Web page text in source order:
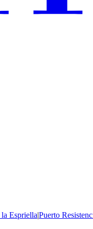
Espriella|Puerto